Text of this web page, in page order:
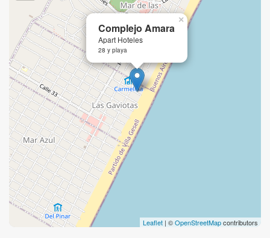
Complejo Amara
Apart Hoteles
28 y playa
×
Leaflet | ©OpenStreetMapcontributors